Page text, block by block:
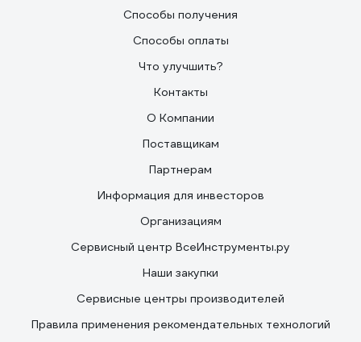
Способы получения
Способы оплаты
Что улучшить?
Контакты
О Компании
Поставщикам
Партнерам
Информация для инвесторов
Организациям
Сервисный центр ВсеИнструменты.ру
Наши закупки
Сервисные центры производителей
Правила применения рекомендательных технологий